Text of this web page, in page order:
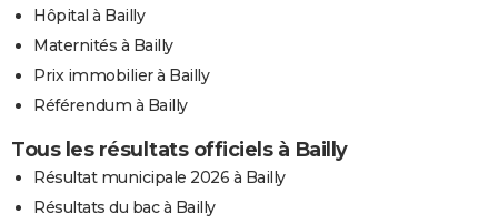
Hôpital à Bailly
Maternités à Bailly
Prix immobilier à Bailly
Référendum à Bailly
Tous les résultats officiels à Bailly
Résultat municipale 2026 à Bailly
Résultats du bac à Bailly